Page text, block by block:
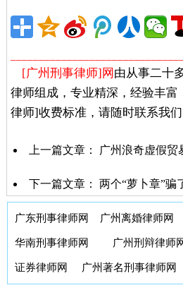
[广州刑事律师]网 由从事二十
律师组成，专业精深，经验丰
律师]收费标准，请随时联系我们
上一篇文章： 广州浪奇虚假贸
下一篇文章： 两个“萝卜章”骗
广东刑事律师网 广州离婚律师网
华南刑事律师网 广州刑辩律师
证券律师网 广州著名刑事律师网